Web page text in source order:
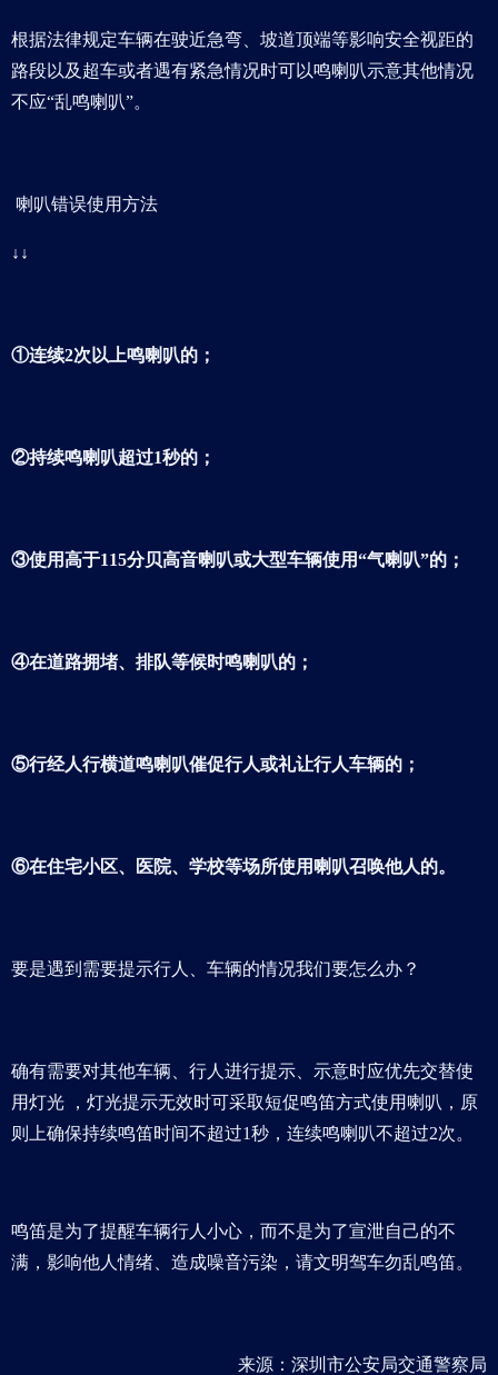
根据法律规定车辆在驶近急弯、坡道顶端等影响安全视距的
路段以及超车或者遇有紧急情况时可以鸣喇叭示意其他情况
不应“乱鸣喇叭”。
喇叭错误使用方法
↓↓
①连续2次以上鸣喇叭的；
②持续鸣喇叭超过1秒的；
③使用高于115分贝高音喇叭或大型车辆使用“气喇叭”的；
④在道路拥堵、排队等候时鸣喇叭的；
⑤行经人行横道鸣喇叭催促行人或礼让行人车辆的；
⑥在住宅小区、医院、学校等场所使用喇叭召唤他人的。
要是遇到需要提示行人、车辆的情况我们要怎么办？
确有需要对其他车辆、行人进行提示、示意时应优先交替使
用灯光 ，灯光提示无效时可采取短促鸣笛方式使用喇叭，原
则上确保持续鸣笛时间不超过1秒，连续鸣喇叭不超过2次。
鸣笛是为了提醒车辆行人小心，而不是为了宣泄自己的不
满，影响他人情绪、造成噪音污染，请文明驾车勿乱鸣笛。
来源：深圳市公安局交通警察局